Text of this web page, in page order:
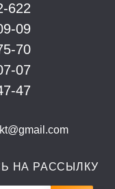
622
09
70
07
47
НА РАССЫЛКУ